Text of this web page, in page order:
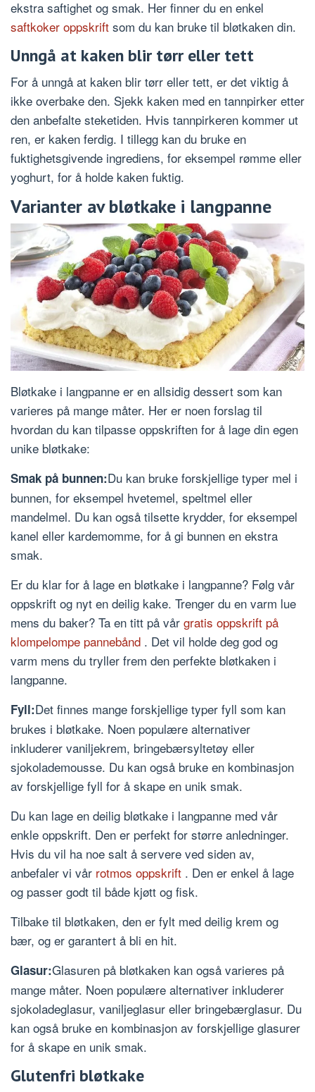
ekstra saftighet og smak. Her finner du en enkel
saftkoker oppskrift som du kan bruke til bløtkaken din.
Unngå at kaken blir tørr eller tett
For å unngå at kaken blir tørr eller tett, er det viktig å
ikke overbake den. Sjekk kaken med en tannpirker etter
den anbefalte steketiden. Hvis tannpirkeren kommer ut
ren, er kaken ferdig. I tillegg kan du bruke en
fuktighetsgivende ingrediens, for eksempel rømme eller
yoghurt, for å holde kaken fuktig.
Varianter av bløtkake i langpanne
Bløtkake i langpanne er en allsidig dessert som kan
varieres på mange måter. Her er noen forslag til
hvordan du kan tilpasse oppskriften for å lage din egen
unike bløtkake:
Smak på bunnen:Du kan bruke forskjellige typer mel i
bunnen, for eksempel hvetemel, speltmel eller
mandelmel. Du kan også tilsette krydder, for eksempel
kanel eller kardemomme, for å gi bunnen en ekstra
smak.
Er du klar for å lage en bløtkake i langpanne? Følg vår
oppskrift og nyt en deilig kake. Trenger du en varm lue
mens du baker? Ta en titt på vår gratis oppskrift på
klompelompe pannebånd . Det vil holde deg god og
varm mens du tryller frem den perfekte bløtkaken i
langpanne.
Fyll:Det finnes mange forskjellige typer fyll som kan
brukes i bløtkake. Noen populære alternativer
inkluderer vaniljekrem, bringebærsyltetøy eller
sjokolademousse. Du kan også bruke en kombinasjon
av forskjellige fyll for å skape en unik smak.
Du kan lage en deilig bløtkake i langpanne med vår
enkle oppskrift. Den er perfekt for større anledninger.
Hvis du vil ha noe salt å servere ved siden av,
anbefaler vi vår rotmos oppskrift . Den er enkel å lage
og passer godt til både kjøtt og fisk.
Tilbake til bløtkaken, den er fylt med deilig krem og
bær, og er garantert å bli en hit.
Glasur:Glasuren på bløtkaken kan også varieres på
mange måter. Noen populære alternativer inkluderer
sjokoladeglasur, vaniljeglasur eller bringebærglasur. Du
kan også bruke en kombinasjon av forskjellige glasurer
for å skape en unik smak.
Glutenfri bløtkake